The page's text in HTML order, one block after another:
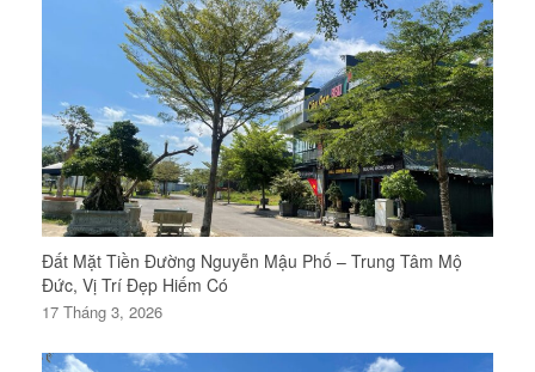
Đất Mặt Tiền Đường Nguyễn Mậu Phố – Trung Tâm Mộ
Đức, Vị Trí Đẹp Hiếm Có
17 Tháng 3, 2026